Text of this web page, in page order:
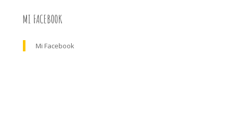
MI FACEBOOK
Mi Facebook